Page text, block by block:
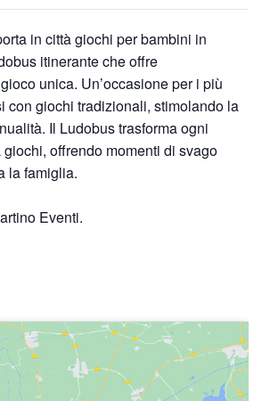
in città giochi per bambini in
itinerante che offre
unica. Un’occasione per i più
con giochi tradizionali, stimolando la
Il Ludobus trasforma ogni
giochi, offrendo momenti di svago
la famiglia.
Eventi.